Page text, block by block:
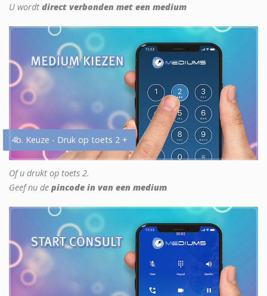
U wordt direct verbonden met een medium
4b. Keuze - Druk op toets 2 +
Of u drukt op toets 2.
Geef nu de pincode in van een medium